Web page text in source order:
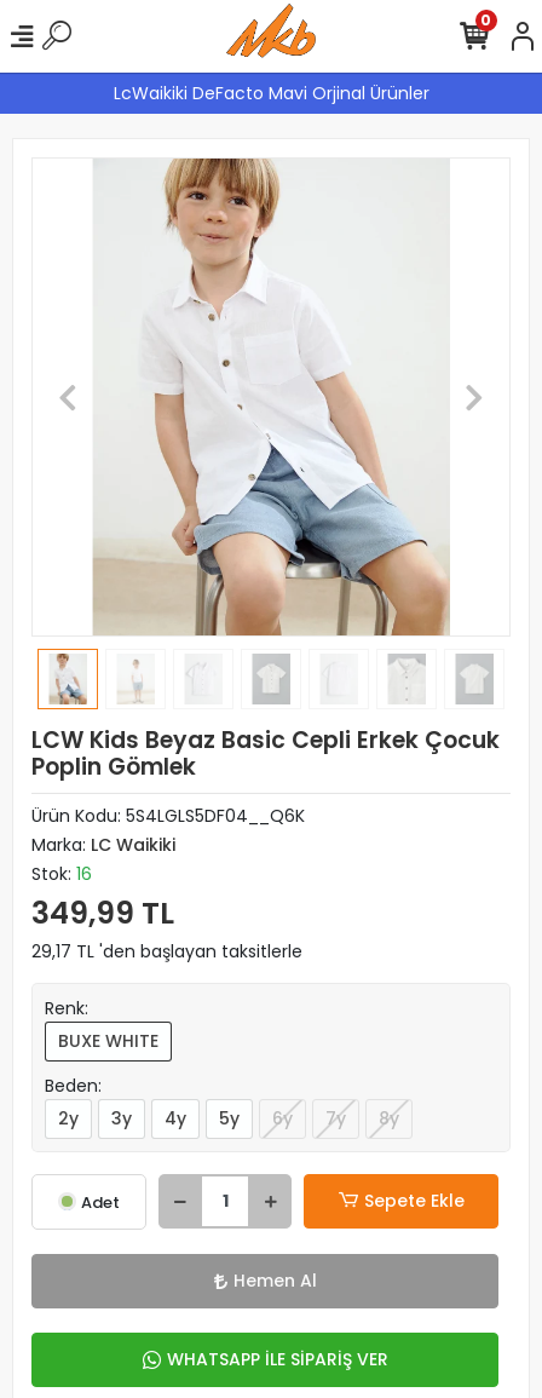
LcWaikiki DeFacto Mavi Orjinal Ürünler
0
LCW Kids Beyaz Basic Cepli Erkek Çocuk
Poplin Gömlek
Ürün Kodu: 5S4LGLS5DF04__Q6K
Marka: LC Waikiki
Stok: 16
349,99 TL
29,17 TL 'den başlayan taksitlerle
Renk:
BUXE WHITE
Beden:
2y
3y 4y 5y 6y 7y 8y
Adet Sepete Ekle
Hemen Al
WHATSAPP İLE SİPARİŞ VER